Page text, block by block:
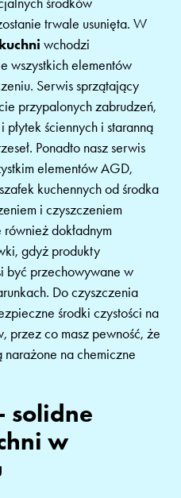
trwale usunięta. W
wchodzi
wszystkich elementów
Serwis sprzątający
przypalonych zabrudzeń,
ściennych i staranną
Ponadto nasz serwis
elementów AGD,
kuchennych od środka
i czyszczeniem
również dokładnym
gdyż produkty
być przechowywane w
Do czyszczenia
środki czystości na
przez co masz pewność, że
na chemiczne
solidne
w